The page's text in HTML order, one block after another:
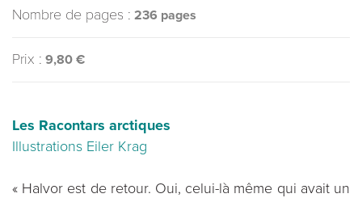
Nombre de pages : 236 pages
Prix : 9,80 €
Les Racontars arctiques
Illustrations Eiler Krag
« Halvor est de retour. Oui, celui-là même qui avait un